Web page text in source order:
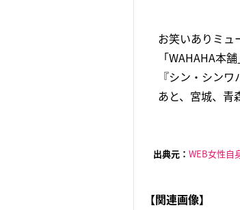
お笑いありミュ
「WAHAHA本
『シン・シン
あと、宮城、青
出典元： WEB女性自
【関連画像】